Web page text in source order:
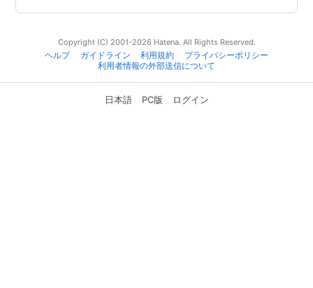
Copyright (C) 2001-2026 Hatena. All Rights Reserved.
ヘルプ
ガイドライン 利用規約
プライバシーポリシー
利用者情報の外部送信について
日本語 PC版 ログイン